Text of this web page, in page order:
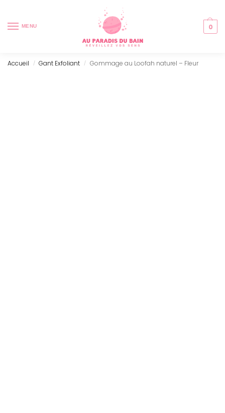
MENU 0
Accueil / Gant Exfoliant / Gommage au Loofah naturel – Fleur